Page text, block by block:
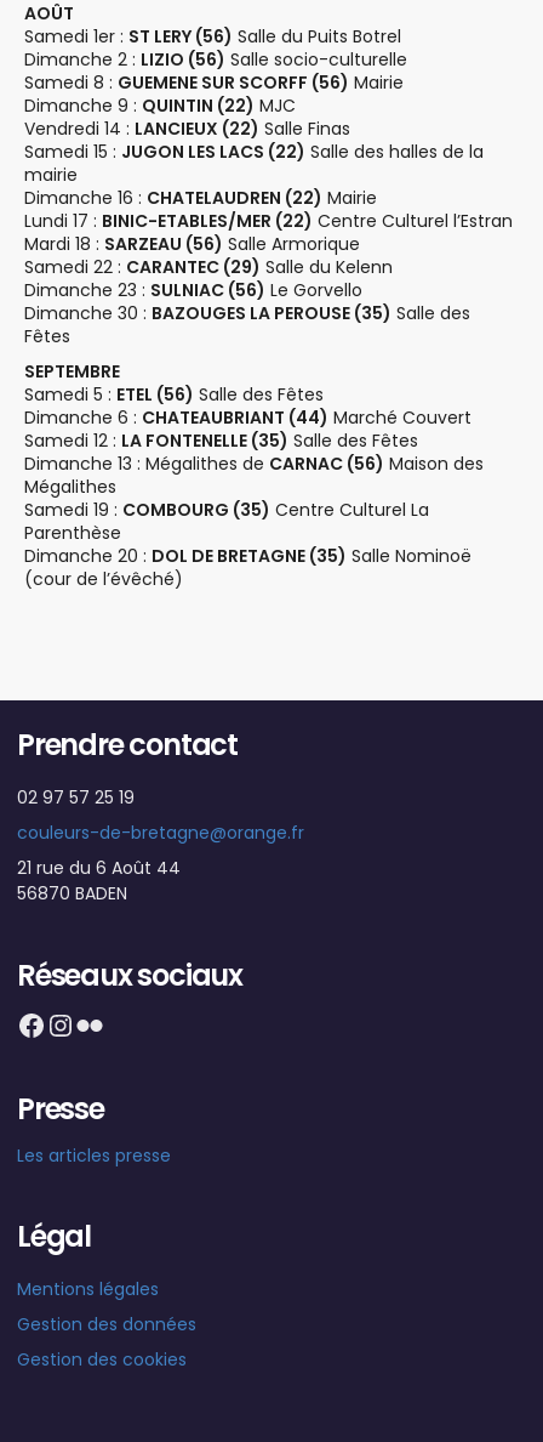
AOÛT
Samedi 1er : ST LERY (56) Salle du Puits Botrel
Dimanche 2 : LIZIO (56) Salle socio-culturelle
Samedi 8 : GUEMENE SUR SCORFF (56) Mairie
Dimanche 9 : QUINTIN (22) MJC
Vendredi 14 : LANCIEUX (22) Salle Finas
Samedi 15 : JUGON LES LACS (22) Salle des halles de la
mairie
Dimanche 16 : CHATELAUDREN (22) Mairie
Lundi 17 : BINIC-ETABLES/MER (22) Centre Culturel l’Estran
Mardi 18 : SARZEAU (56) Salle Armorique
Samedi 22 : CARANTEC (29) Salle du Kelenn
Dimanche 23 : SULNIAC (56) Le Gorvello
Dimanche 30 : BAZOUGES LA PEROUSE (35) Salle des
Fêtes
SEPTEMBRE
Samedi 5 : ETEL (56) Salle des Fêtes
Dimanche 6 : CHATEAUBRIANT (44) Marché Couvert
Samedi 12 : LA FONTENELLE (35) Salle des Fêtes
Dimanche 13 : Mégalithes de CARNAC (56) Maison des
Mégalithes
Samedi 19 : COMBOURG (35) Centre Culturel La
Parenthèse
Dimanche 20 : DOL DE BRETAGNE (35) Salle Nominoë
(cour de l’évêché)
Prendre contact
02 97 57 25 19
couleurs-de-bretagne@orange.fr
21 rue du 6 Août 44
56870 BADEN
Réseaux sociaux
Facebook
Instagram
Flickr
Presse
Les articles presse
Légal
Mentions légales
Gestion des données
Gestion des cookies